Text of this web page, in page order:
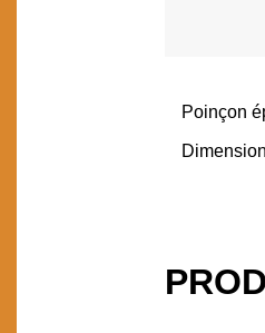
Poinçon